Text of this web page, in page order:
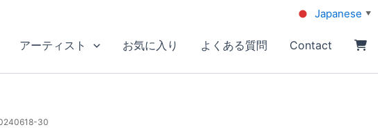
アーティスト お気に入り よくある質問 Contact
30
Japanese ▼